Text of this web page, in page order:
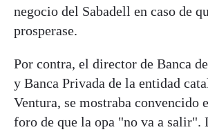
negocio del Sabadell en caso de
prosperase.
Por contra, el director de Banca
y Banca Privada de la entidad
Ventura, se mostraba convencido
foro de que la opa "no va a salir".